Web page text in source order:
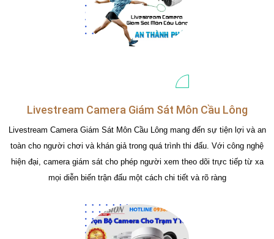
Livestream Camera Giám Sát Môn Cầu Lông
Livestream Camera Giám Sát Môn Cầu Lông mang đến sự tiện lợi và an
toàn cho người chơi và khán giả trong quá trình thi đấu. Với công nghệ
hiện đại, camera giám sát cho phép người xem theo dõi trực tiếp từ xa
mọi diễn biến trận đấu một cách chi tiết và rõ ràng